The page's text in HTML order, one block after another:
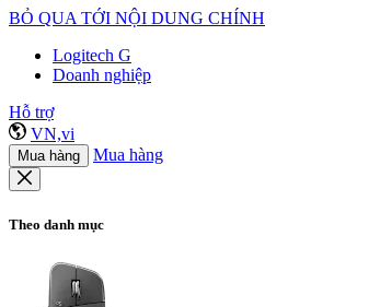
BỎ QUA TỚI NỘI DUNG CHÍNH
Logitech G
Doanh nghiệp
Hỗ trợ
VN,vi
Mua hàng Mua hàng
Theo danh mục